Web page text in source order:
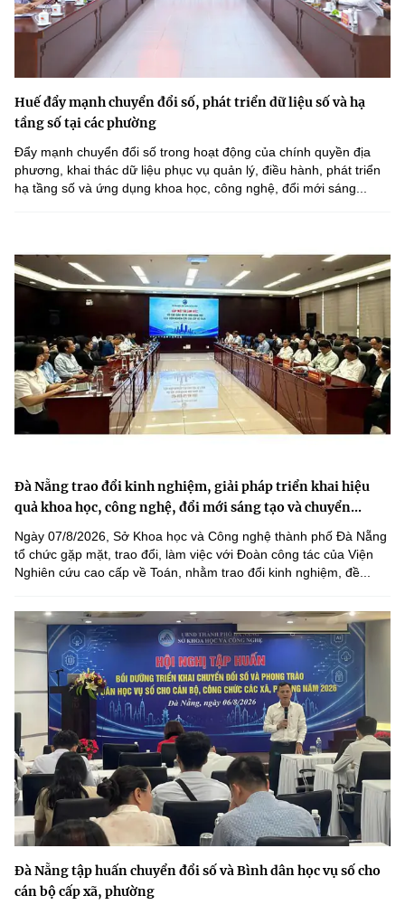
Huế đẩy mạnh chuyển đổi số, phát triển dữ liệu số và hạ
tầng số tại các phường
Đẩy mạnh chuyển đổi số trong hoạt động của chính quyền địa
phương, khai thác dữ liệu phục vụ quản lý, điều hành, phát triển
hạ tầng số và ứng dụng khoa học, công nghệ, đổi mới sáng...
Đà Nẵng trao đổi kinh nghiệm, giải pháp triển khai hiệu
quả khoa học, công nghệ, đổi mới sáng tạo và chuyển...
Ngày 07/8/2026, Sở Khoa học và Công nghệ thành phố Đà Nẵng
tổ chức gặp mặt, trao đổi, làm việc với Đoàn công tác của Viện
Nghiên cứu cao cấp về Toán, nhằm trao đổi kinh nghiệm, đề...
Đà Nẵng tập huấn chuyển đổi số và Bình dân học vụ số cho
cán bộ cấp xã, phường